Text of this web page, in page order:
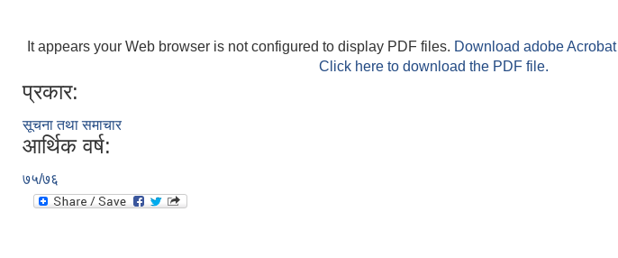
It appears your Web browser is not configured to display PDF files. Download adobe Acrobat
Click here to download the PDF file.
प्रकार:
सूचना तथा समाचार
आर्थिक वर्ष:
७५/७६